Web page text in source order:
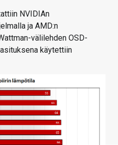
NVIDIAn
ja AMD:n
välilehden OSD-
käytettiin